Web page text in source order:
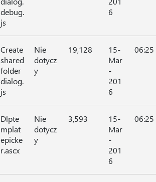
debug.
js
6
Create
shared
folder
dialog.
js
Nie
dotycz
y
19,128
15-
Mar
-
201
6
06:25
Dlpte
mplat
epicke
r.ascx
Nie
dotycz
y
3,593
15-
Mar
-
201
6
06:25